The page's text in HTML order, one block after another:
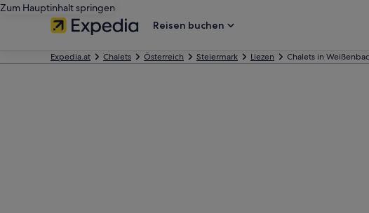
Zum Hauptinhalt springen
Reisen buchen
Expedia.at Chalets Österreich Steiermark Liezen Chalets in